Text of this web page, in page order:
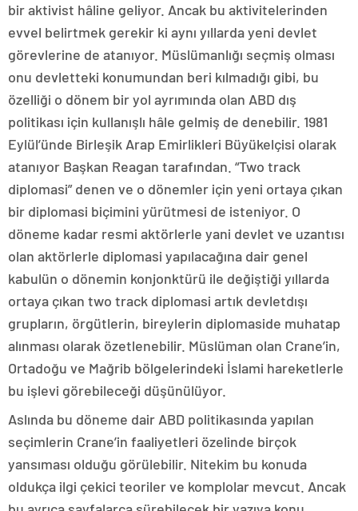
bir aktivist hâline geliyor. Ancak bu aktivitelerinden
evvel belirtmek gerekir ki aynı yıllarda yeni devlet
görevlerine de atanıyor. Müslümanlığı seçmiş olması
onu devletteki konumundan beri kılmadığı gibi, bu
özelliği o dönem bir yol ayrımında olan ABD dış
politikası için kullanışlı hâle gelmiş de denebilir. 1981
Eylül’ünde Birleşik Arap Emirlikleri Büyükelçisi olarak
atanıyor Başkan Reagan tarafından. “Two track
diplomasi” denen ve o dönemler için yeni ortaya çıkan
bir diplomasi biçimini yürütmesi de isteniyor. O
döneme kadar resmi aktörlerle yani devlet ve uzantısı
olan aktörlerle diplomasi yapılacağına dair genel
kabulün o dönemin konjonktürü ile değiştiği yıllarda
ortaya çıkan two track diplomasi artık devletdışı
grupların, örgütlerin, bireylerin diplomaside muhatap
alınması olarak özetlenebilir. Müslüman olan Crane’in,
Ortadoğu ve Mağrib bölgelerindeki İslami hareketlerle
bu işlevi görebileceği düşünülüyor.
Aslında bu döneme dair ABD politikasında yapılan
seçimlerin Crane’in faaliyetleri özelinde birçok
yansıması olduğu görülebilir. Nitekim bu konuda
oldukça ilgi çekici teoriler ve komplolar mevcut. Ancak